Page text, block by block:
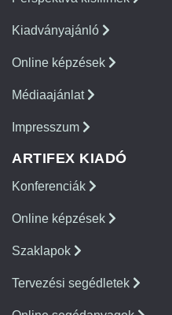
Kiadványajánló
Online képzések
Médiaajánlat
Impresszum
ARTIFEX KIADÓ
Konferenciák
Online képzések
Szaklapok
Tervezési segédletek